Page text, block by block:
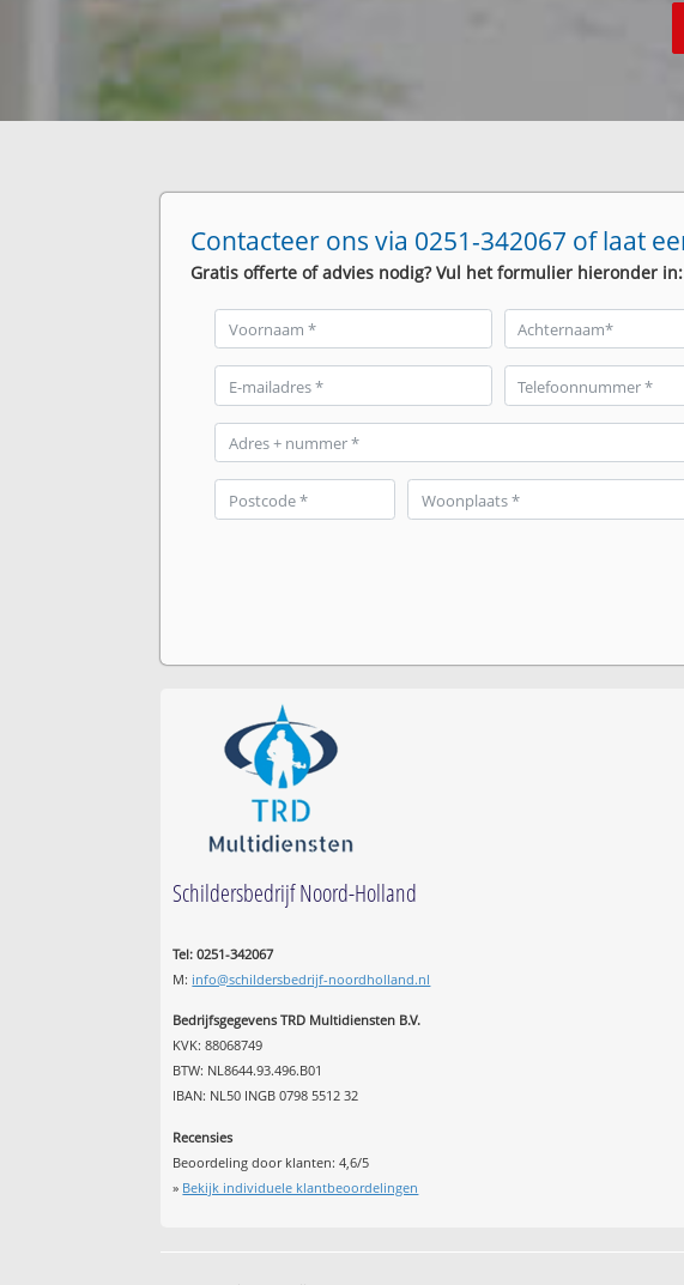
Contacteer ons via 0251-342067 of laat
Gratis offerte of advies nodig? Vul het formulier hieronder in:
Schildersbedrijf Noord-Holland
Tel: 0251-342067
M: info@schildersbedrijf-noordholland.nl
Bedrijfsgegevens TRD Multidiensten B.V.
KVK: 88068749
BTW: NL8644.93.496.B01
IBAN: NL50 INGB 0798 5512 32
Recensies
Beoordeling door klanten:4,6/5
» Bekijk individuele klantbeoordelingen